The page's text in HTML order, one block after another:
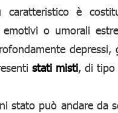
è
emotivi o umorali
depressi,
stati misti, di tipo
stato può andare da